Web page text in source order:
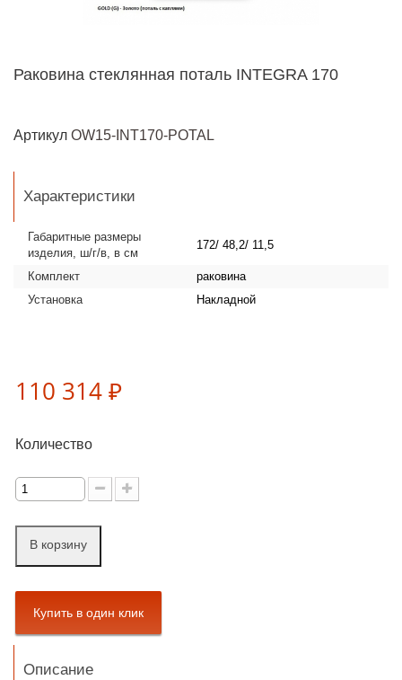
Раковина стеклянная поталь INTEGRA 170
Артикул OW15-INT170-POTAL
Характеристики
Габаритные размеры
изделия, ш/г/в, в см
172/ 48,2/ 11,5
Комплект
раковина
Установка
Накладной
110 314 ₽
Количество
В корзину
Описание